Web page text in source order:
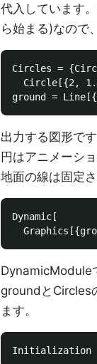
代入しています
ら始まる)なので
Circles =
Circle[{2,
出力する図形です
円はアニメーシ
地面の線は固定
Dynamic[
DynamicModule
groundとCircles
ます。